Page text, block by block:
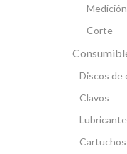
Corte
Discos de
Clavos
Cartuchos